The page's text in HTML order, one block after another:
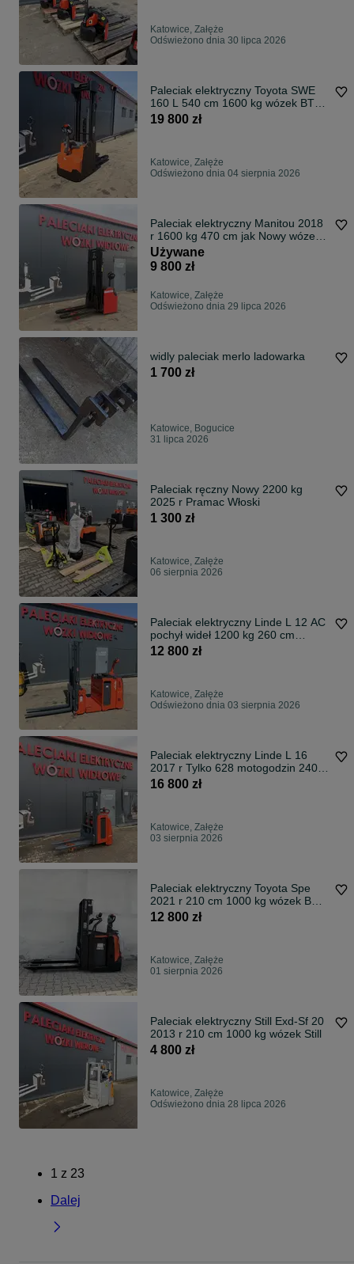
Katowice, Załęże
Odświeżono dnia 30 lipca 2026
Paleciak elektryczny Toyota SWE
160 L 540 cm 1600 kg wózek BT
2019 rok Toyota
19 800 zł
Katowice, Załęże
Odświeżono dnia 04 sierpnia 2026
Paleciak elektryczny Manitou 2018
r 1600 kg 470 cm jak Nowy wózek
sztaplarka
Używane
9 800 zł
Katowice, Załęże
Odświeżono dnia 29 lipca 2026
widly paleciak merlo ladowarka
1 700 zł
Katowice, Bogucice
31 lipca 2026
Paleciak ręczny Nowy 2200 kg
2025 r Pramac Włoski
1 300 zł
Katowice, Załęże
06 sierpnia 2026
Paleciak elektryczny Linde L 12 AC
pochył wideł 1200 kg 260 cm
wózek widłowy Linde
12 800 zł
Katowice, Załęże
Odświeżono dnia 03 sierpnia 2026
Paleciak elektryczny Linde L 16
2017 r Tylko 628 motogodzin 240
cm
16 800 zł
Katowice, Załęże
03 sierpnia 2026
Paleciak elektryczny Toyota Spe
2021 r 210 cm 1000 kg wózek BT
SPE 200 D super stan
12 800 zł
Katowice, Załęże
01 sierpnia 2026
Paleciak elektryczny Still Exd-Sf 20
2013 r 210 cm 1000 kg wózek Still
4 800 zł
Katowice, Załęże
Odświeżono dnia 28 lipca 2026
1 z 23
Dalej